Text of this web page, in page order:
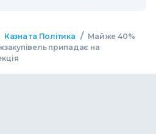
Казна та Політика / Майже 40%
припадає на